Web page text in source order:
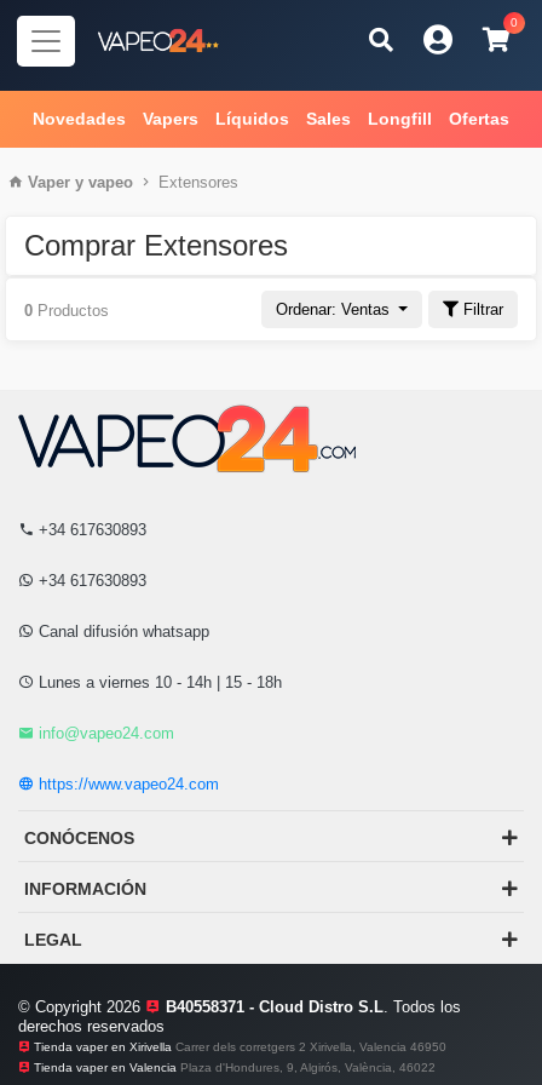
0
Novedades Vapers Líquidos Sales Longfill Ofertas
Vaper y vapeo Extensores
Comprar Extensores
Ordenar: Ventas Filtrar
0 Productos
+34 617630893
+34 617630893
Canal difusión whatsapp
Lunes a viernes 10 - 14h | 15 - 18h
info@vapeo24.com
https://www.vapeo24.com
CONÓCENOS
INFORMACIÓN
LEGAL
© Copyright 2026 B40558371 - Cloud Distro S.L. Todos los
derechos reservados
Tienda vaper en Xirivella Carrer dels corretgers 2 Xirivella, Valencia 46950
Tienda vaper en Valencia Plaza d'Hondures, 9, Algirós, València, 46022